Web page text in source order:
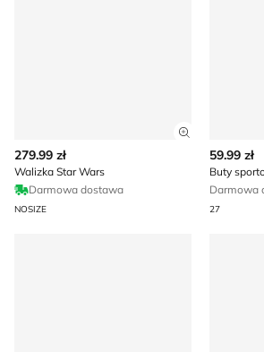
Zobacz
279.99 zł
Walizka Star Wars
Darmowa dostawa
NOSIZE
59.99 zł
Darmowa
27